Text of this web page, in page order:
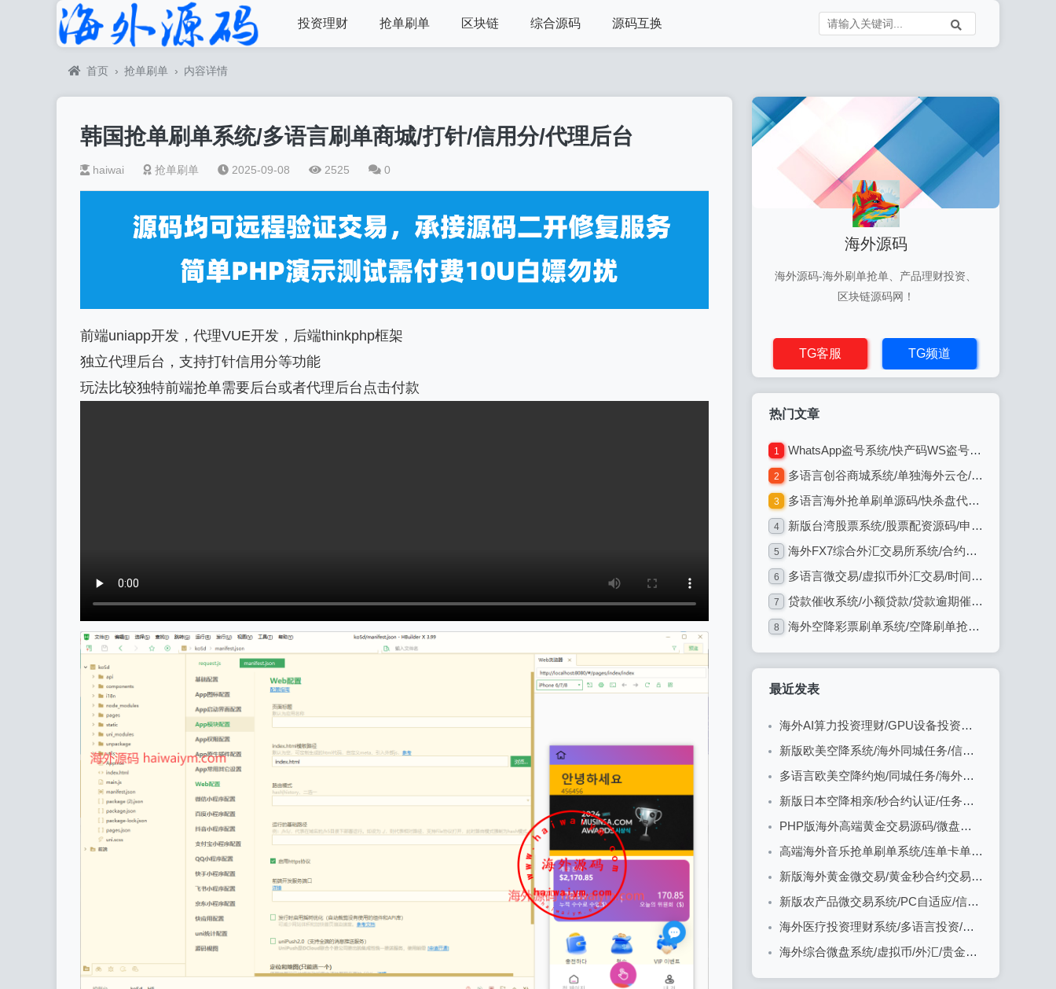
投资理财 抢单刷单 区块链 综合源码 源码互换
首页 › 抢单刷单 › 内容详情
韩国抢单刷单系统/多语言刷单商城/打针/信用分/代理后台
haiwai 抢单刷单 2025-09-08 2525 0
前端uniapp开发，代理VUE开发，后端thinkphp框架
独立代理后台，支持打针信用分等功能
玩法比较独特前端抢单需要后台或者代理后台点击付款
海外源码
海外源码-海外刷单抢单、产品理财投资、
区块链源码网！
TG客服 TG频道
热门文章
1 WhatsApp盗号系统/快产码WS盗号/网页版盗Ws系统/Java全开源
2 多语言创谷商城系统/单独海外云仓/一键采集铺货/跨境电商源码
3 多语言海外抢单刷单源码/快杀盘代理/业务员/亚马逊60关卡任务
4 新版台湾股票系统/股票配资源码/申购折扣交易系统
5 海外FX7综合外汇交易所系统/合约挂单交易/秒合约/K线全局控
6 多语言微交易/虚拟币外汇交易/时间盘/微盘系统
7 贷款催收系统/小额贷款/贷款逾期催收/java开发
8 海外空降彩票刷单系统/空降刷单抢单/同城任务/系统彩
最近发表
海外AI算力投资理财/GPU设备投资返利/多级分销
新版欧美空降系统/海外同城任务/信用分/空降约炮
多语言欧美空降约炮/同城任务/海外空降系统
新版日本空降相亲/秒合约认证/任务认证/空降微交易
PHP版海外高端黄金交易源码/微盘微交易/黄金投资交易
高端海外音乐抢单刷单系统/连单卡单/前端uniapp
新版海外黄金微交易/黄金秒合约交易/黄金投资/前端VUE
新版农产品微交易系统/PC自适应/信用分/委买微盘
海外医疗投资理财系统/多语言投资/余额宝/推广分销
海外综合微盘系统/虚拟币/外汇/贵金属/实名认证/余额宝/信用分